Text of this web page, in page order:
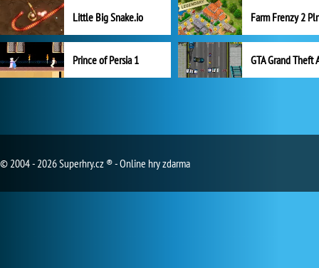
Little Big Snake.io
Prince of Persia 1 GTA Grand Theft
© 2004 - 2026 Superhry.cz ® - Online hry zdarma